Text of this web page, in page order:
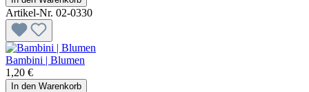
Artikel-Nr. 02-0330
Bambini | Blumen
1,20 €
In den Warenkorb